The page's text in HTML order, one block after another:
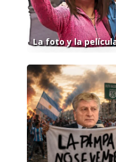
La foto y la